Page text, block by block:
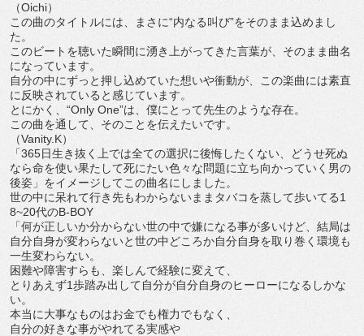
（Oichi）
この曲のタイトルには、まさに“内なる叫び”をそのまま込めまし
た。
このビートを聴いた瞬間に湧き上がってきた言葉が、 そのまま曲名
になっています。
自分の中にずっと押し込めていた想いや衝動が、
この楽曲には素直
に反映されていると感じています。
とにかく、“Only One”は、僕にとって先生のような存在。
この曲を通して、そのことを伝えたいです。
（Vanity.K）
「365日生き抜く上では全ての選択に後悔したくない、
どうせ死ぬ
なら命を使い果たして死にたい色々な問題に立ち向かっていく男の
後姿」をイメージしてこの曲名にしました。
世の中に呆れて行き先もわからないままタバコを蒸して歩いてる1
8~20代のB-BOY
「何が正しいか分からない世の中で嫌になる事が多いけど、 結局は
自分自身が変わらないと世の中どころか自分自身を取り巻く 環境も
一生変わらない。
困難や障害すらも、楽しんで経験に変えて、
とりあえず1歩踏み出して自分が自分自身のヒーローになるしかな
い。
本当に大事なものはお金でも権力でもなく、
自分の好きな事がやれてる実感や